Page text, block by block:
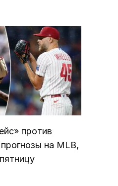
против
на MLB,